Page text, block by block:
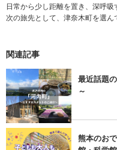
日常から少し距離を置き、深呼吸
次の旅先として、津奈木町を選ん
関連記事
最近話題
～
熊本のお